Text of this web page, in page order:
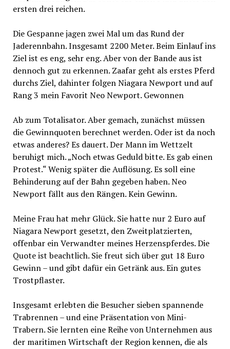
ersten drei reichen.
Die Gespanne jagen zwei Mal um das Rund der
Jaderennbahn. Insgesamt 2200 Meter. Beim Einlauf ins
Ziel ist es eng, sehr eng. Aber von der Bande aus ist
dennoch gut zu erkennen. Zaafar geht als erstes Pferd
durchs Ziel, dahinter folgen Niagara Newport und auf
Rang 3 mein Favorit Neo Newport. Gewonnen
Ab zum Totalisator. Aber gemach, zunächst müssen
die Gewinnquoten berechnet werden. Oder ist da noch
etwas anderes? Es dauert. Der Mann im Wettzelt
beruhigt mich. „Noch etwas Geduld bitte. Es gab einen
Protest.“ Wenig später die Auflösung. Es soll eine
Behinderung auf der Bahn gegeben haben. Neo
Newport fällt aus den Rängen. Kein Gewinn.
Meine Frau hat mehr Glück. Sie hatte nur 2 Euro auf
Niagara Newport gesetzt, den Zweitplatzierten,
offenbar ein Verwandter meines Herzenspferdes. Die
Quote ist beachtlich. Sie freut sich über gut 18 Euro
Gewinn – und gibt dafür ein Getränk aus. Ein gutes
Trostpflaster.
Insgesamt erlebten die Besucher sieben spannende
Trabrennen – und eine Präsentation von Mini-
Trabern. Sie lernten eine Reihe von Unternehmen aus
der maritimen Wirtschaft der Region kennen, die als